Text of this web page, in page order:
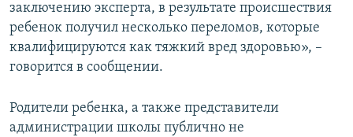
заключению эксперта, в результате происшествия
ребенок получил несколько переломов, которые
квалифицируются как тяжкий вред здоровью», –
говорится в сообщении.
Родители ребенка, а также представители
администрации школы публично не